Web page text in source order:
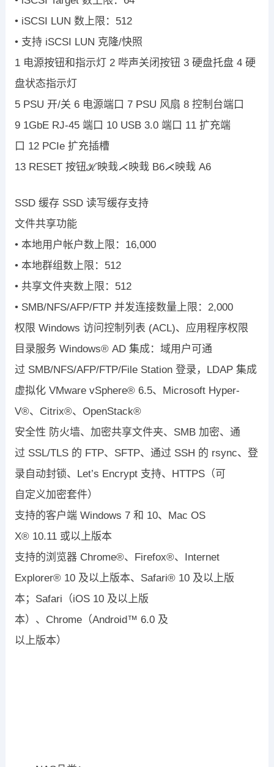
• iSCSI LUN 数上限： 512
• 支持 iSCSI LUN 克隆/快照
1 电源按钮和指示灯 2 哔声关闭按钮 3 硬盘托盘 4 硬
盘状态指示灯
5 PSU 开/关 6 电源端口 7 PSU 风扇 8 控制台端口
9 1GbE RJ-45 端口 10 USB 3.0 端口 11 扩充端
口 12 PCIe 扩充插槽
13 RESET 按钮ℋ映㘽⋌映㘽 B6⋌映㘽 A6
SSD 缓存 SSD 读写缓存支持
文件共享功能
• 本地用户帐户数上限： 16,000
• 本地群组数上限： 512
• 共享文件夹数上限： 512
• SMB/NFS/AFP/FTP 并发连接数量上限： 2,000
权限 Windows 访问控制列表 (ACL)、应用程序权限
目录服务 Windows® AD 集成：域用户可通
过 SMB/NFS/AFP/FTP/File Station 登录， LDAP 集成
虚拟化 VMware vSphere® 6.5、
Microsoft Hyper-
V®、 Citrix®、 OpenStack®
安全性 防火墙、加密共享文件夹、 SMB 加密、通
过 SSL/TLS 的 FTP、 SFTP、通过 SSH 的 rsync、登
录自动封锁、
Let’s Encrypt 支持、 HTTPS（可
自定义加密套件）
支持的客户端 Windows 7 和 10、
Mac OS
X® 10.11 或以上版本
支持的浏览器 Chrome®、 Firefox®、
Internet
Explorer® 10 及以上版本、 Safari® 10 及以上版
本； Safari （iOS 10 及以上版
本）、 Chrome（Android™ 6.0 及
以上版本）